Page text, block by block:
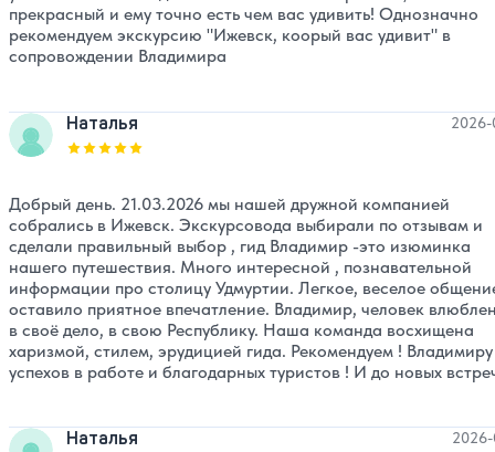
прекрасный и ему точно есть чем вас удивить! Однозначно
рекомендуем экскурсию "Ижевск, коорый вас удивит" в
сопровождении Владимира
Наталья
Оценка, количество звезд:
2026-
Добрый день. 21.03.2026 мы нашей дружной компанией
собрались в Ижевск. Экскурсовода выбирали по отзывам и
сделали правильный выбор , гид Владимир -это изюминка
нашего путешествия. Много интересной , познавательной
информации про столицу Удмуртии. Легкое, веселое
оставило приятное впечатление. Владимир, человек
в своё дело, в свою Республику. Наша команда восхищена
харизмой, стилем, эрудицией гида. Рекомендуем ! Владимиру
успехов в работе и благодарных туристов ! И до новых
Наталья